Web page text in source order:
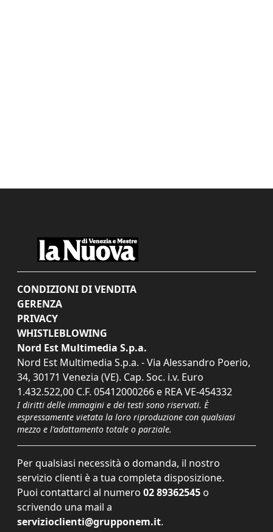
CONDIZIONI DI VENDITA
GERENZA
PRIVACY
WHISTLEBLOWING
Nord Est Multimedia S.p.a.
Nord Est Multimedia S.p.a. - Via Alessandro Poerio,
34, 30171 Venezia (VE). Cap. Soc. i.v. Euro
1.432.522,00 C.F. 05412000266 e REA VE-454332
I diritti delle immagini e dei testi sono riservati. È
espressamente vietata la loro riproduzione con qualsiasi
mezzo e l'adattamento totale o parziale.
Per qualsiasi necessità o domanda, il nostro
servizio clienti è a tua completa disposizione.
Puoi contattarci al numero 02 89362545 o
scrivendo una mail a
servizioclienti@grupponem.it.